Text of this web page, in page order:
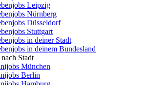
Leipzig
Nürnberg
Düsseldorf
Stuttgart
in deiner Stadt
in deinem Bundesland
Stadt
München
Berlin